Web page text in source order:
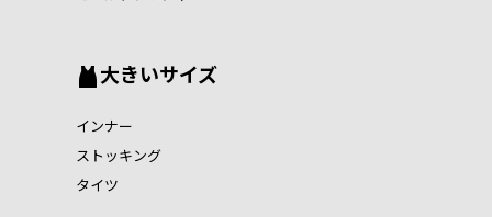
大きいサイズ
インナー
ストッキング
タイツ